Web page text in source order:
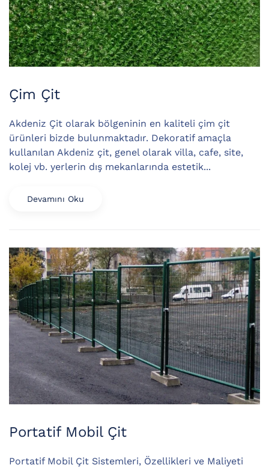
Çim Çit
Akdeniz Çit olarak bölgeninin en kaliteli çim çit
ürünleri bizde bulunmaktadır. Dekoratif amaçla
kullanılan Akdeniz çit, genel olarak villa, cafe, site,
kolej vb. yerlerin dış mekanlarında estetik...
Devamını Oku
Portatif Mobil Çit
Portatif Mobil Çit Sistemleri, Özellikleri ve Maliyeti